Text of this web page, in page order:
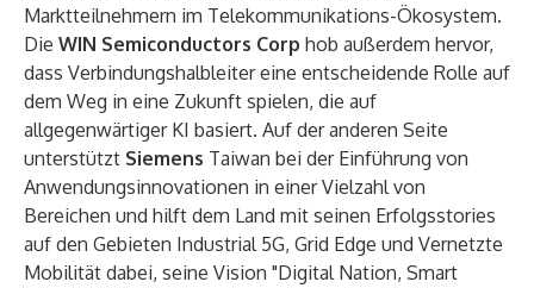
Marktteilnehmern im Telekommunikations-Ökosystem.
Die WIN Semiconductors Corp hob außerdem hervor,
dass Verbindungshalbleiter eine entscheidende Rolle auf
dem Weg in eine Zukunft spielen, die auf
allgegenwärtiger KI basiert. Auf der anderen Seite
unterstützt Siemens Taiwan bei der Einführung von
Anwendungsinnovationen in einer Vielzahl von
Bereichen und hilft dem Land mit seinen Erfolgsstories
auf den Gebieten Industrial 5G, Grid Edge und Vernetzte
Mobilität dabei, seine Vision "Digital Nation, Smart